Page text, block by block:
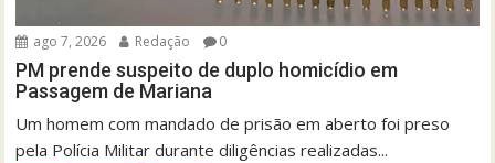
ago 7, 2026 Redação 0
PM prende suspeito de duplo homicídio em
Passagem de Mariana
Um homem com mandado de prisão em aberto foi preso
pela Polícia Militar durante diligências realizadas...